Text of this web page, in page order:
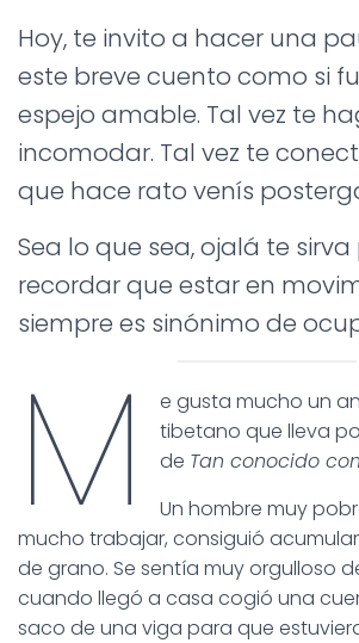
Hoy, te invito a hacer una
este breve cuento como si
espejo amable. Tal vez te
incomodar. Tal vez te
que hace rato venís
Sea lo que sea, ojalá te
recordar que estar en
siempre es sinónimo de
M
e gusta mucho un
tibetano que lleva
de Tan conocido
Un hombre muy
mucho trabajar, consiguió
de grano. Se sentía muy orgulloso
cuando llegó a casa cogió una
saco de una viga para que